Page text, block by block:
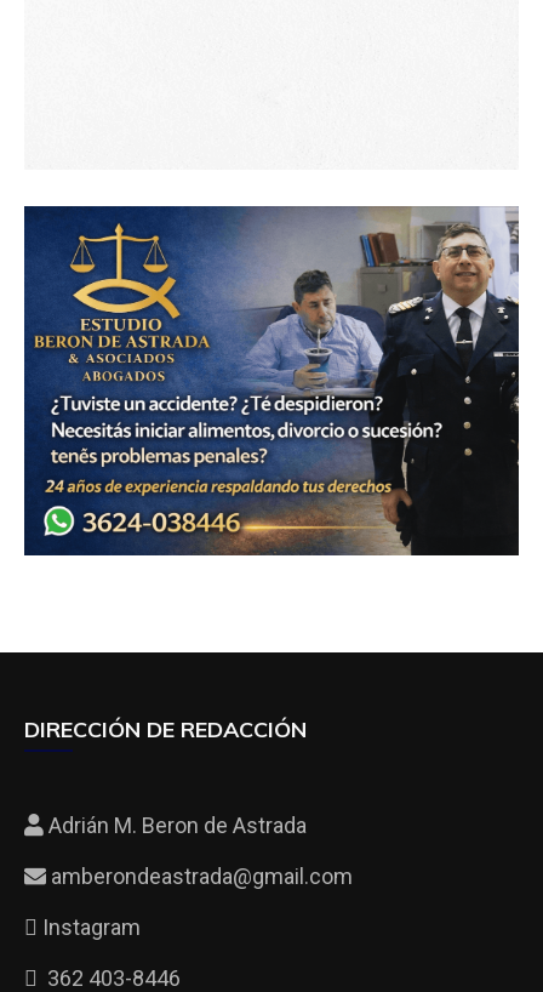
DIRECCIÓN DE REDACCIÓN
Adrián M. Beron de Astrada
amberondeastrada@gmail.com
Instagram
362 403-8446